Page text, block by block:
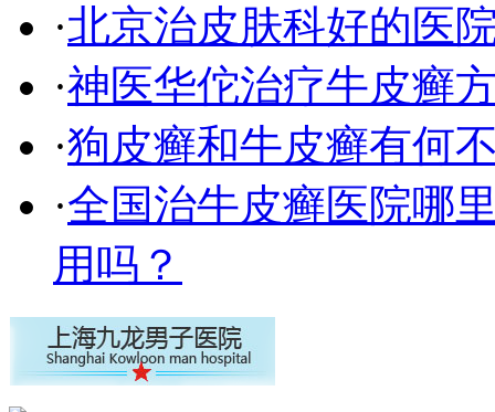
·北京治皮肤科好的医
·神医华佗治疗牛皮癣
·狗皮癣和牛皮癣有何
·全国治牛皮癣医院哪
用吗？